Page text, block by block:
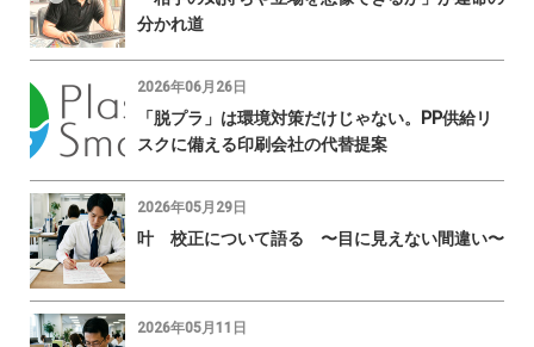
分かれ道
2026年06月26日
「脱プラ」は環境対策だけじゃない。PP供給リ
スクに備える印刷会社の代替提案
2026年05月29日
叶 校正について語る 〜目に見えない間違い〜
2026年05月11日